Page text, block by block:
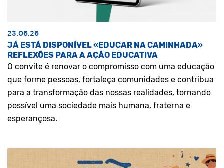
23.06.26
JÁ ESTÁ DISPONÍVEL «EDUCAR NA CAMINHADA»
REFLEXÕES PARA A AÇÃO EDUCATIVA
O convite é renovar o compromisso com uma educação
que forme pessoas, fortaleça comunidades e contribua
para a transformação das nossas realidades, tornando
possível uma sociedade mais humana, fraterna e
esperançosa.